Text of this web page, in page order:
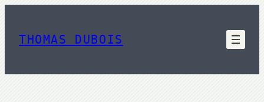
contenu
THOMAS DUBOIS